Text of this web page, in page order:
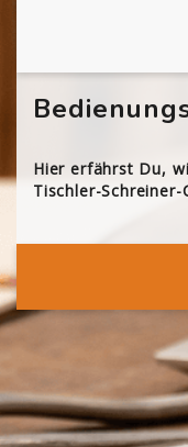
Hier erfährst Du,
Tischler-